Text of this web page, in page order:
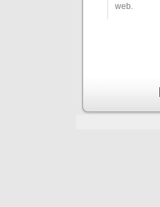
web.